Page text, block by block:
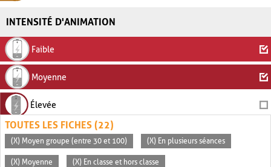
INTENSITÉ D'ANIMATION
Faible
Moyenne
Élevée
TOUTES LES FICHES (22)
(X) Moyen groupe (entre 30 et 100) (X) En plusieurs séances
(X) Moyenne (X) En classe et hors classe